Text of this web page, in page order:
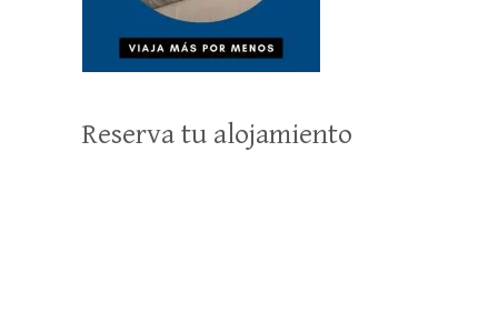
Reserva tu alojamiento